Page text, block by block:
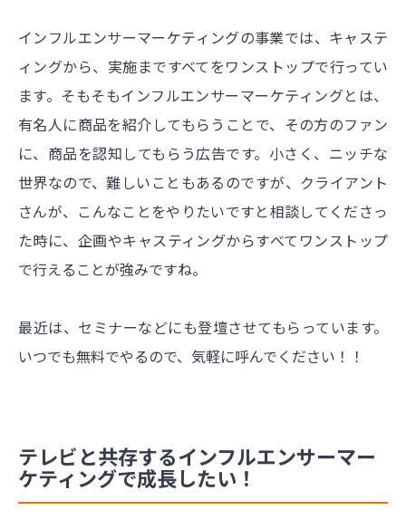
インフルエンサーマーケティングの事業では、キャステ
ィングから、実施まですべてをワンストップで行ってい
ます。そもそもインフルエンサーマーケティングとは、
有名人に商品を紹介してもらうことで、その方のファン
に、商品を認知してもらう広告です。小さく、ニッチな
世界なので、難しいこともあるのですが、クライアント
さんが、こんなことをやりたいですと相談してくださっ
た時に、企画やキャスティングからすべてワンストップ
で行えることが強みですね。
最近は、セミナーなどにも登壇させてもらっています。
いつでも無料でやるので、気軽に呼んでください！！
テレビと共存するインフルエンサーマー
ケティングで成長したい！